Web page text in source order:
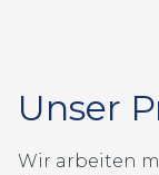
Unser
Wir arbeiten